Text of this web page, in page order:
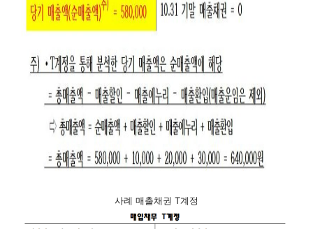
사례 매출채권 T계정